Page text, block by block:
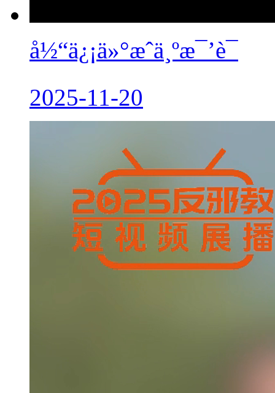
å½“ä¿¡ä»°æˆä¸ºæ¯’è¯
2025-11-20